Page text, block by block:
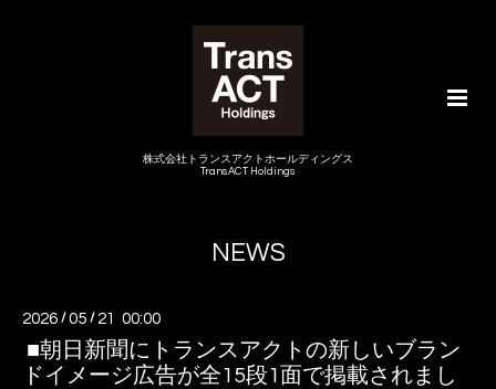
株式会社トランスアクトホールディングス
TransACT Holdings
NEWS
2026 /05 / 21 00:00
■朝日新聞にトランスアクトの新しいブラン
ドイメージ広告が全15段1面で掲載されまし